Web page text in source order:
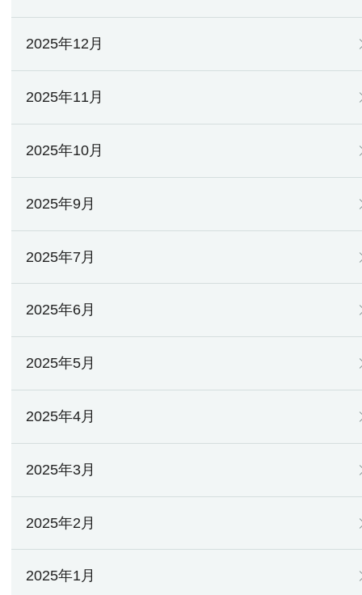
2025年12月
2025年11月
2025年10月
2025年9月
2025年7月
2025年6月
2025年5月
2025年4月
2025年3月
2025年2月
2025年1月